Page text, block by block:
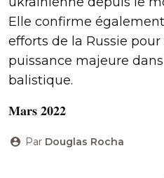
Elle confirme
efforts de la Russie
puissance majeure
balistique.
𝐌𝐚𝐫𝐬 𝟐𝟎𝟐𝟐
Par Douglas Rocha